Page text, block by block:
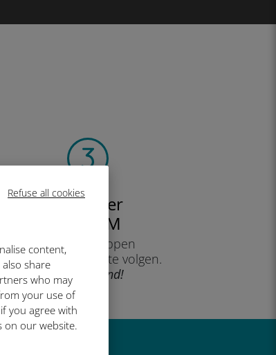
Refuse all cookies
content,
share
who may
your use of
you agree with
on our website.
Installeer
uw eSIM
door de stappen
op uw apparaat te volgen.
Doeltreffend!